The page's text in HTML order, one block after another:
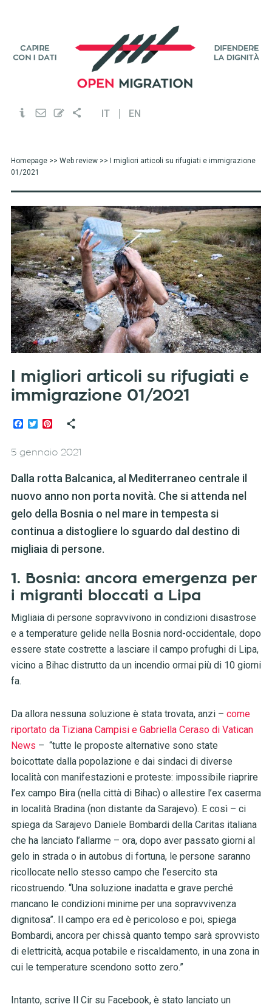
IT EN
Homepage>> Web review>> I migliori articoli su rifugiati e immigrazione
01/2021
I migliori articoli su rifugiati e
immigrazione 01/2021
Facebook
TwitterPinterest
5 gennaio 2021
Dalla rotta Balcanica, al Mediterraneo centrale il
nuovo anno non porta novità. Che si attenda nel
gelo della Bosnia o nel mare in tempesta si
continua a distogliere lo sguardo dal destino di
migliaia di persone.
1. Bosnia: ancora emergenza per
i migranti bloccati a Lipa
Migliaia di persone sopravvivono in condizioni disastrose
e a temperature gelide nella Bosnia nord-occidentale, dopo
essere state costrette a lasciare il campo profughi di Lipa,
vicino a Bihac distrutto da un incendio ormai più di 10 giorni
fa.
Da allora nessuna soluzione è stata trovata, anzi – come
riportato da Tiziana Campisi e Gabriella Ceraso di Vatican
News – “tutte le proposte alternative sono state
boicottate dalla popolazione e dai sindaci di diverse
località con manifestazioni e proteste: impossibile riaprire
l’ex campo Bira (nella città di Bihac) o allestire l’ex caserma
in località Bradina (non distante da Sarajevo). E così – ci
spiega da Sarajevo Daniele Bombardi della Caritas italiana
che ha lanciato l’allarme – ora, dopo aver passato giorni al
gelo in strada o in autobus di fortuna, le persone saranno
ricollocate nello stesso campo che l’esercito sta
ricostruendo. “Una soluzione inadatta e grave perché
mancano le condizioni minime per una sopravvivenza
dignitosa”. Il campo era ed è pericoloso e poi, spiega
Bombardi, ancora per chissà quanto tempo sarà sprovvisto
di elettricità, acqua potabile e riscaldamento, in una zona in
cui le temperature scendono sotto zero.”
Intanto, scrive Il Cir su Facebook, è stato lanciato un